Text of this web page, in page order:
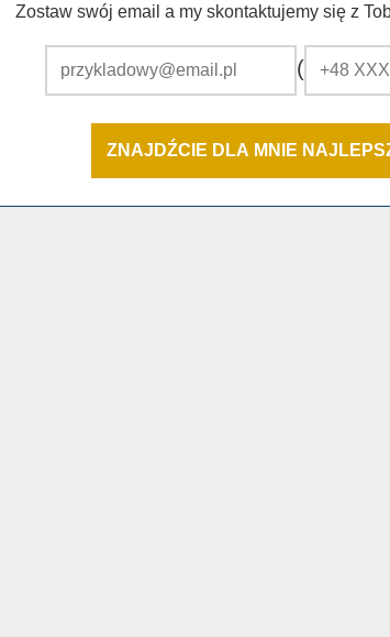
Zostaw swój email a my skontaktujemy się z
(
ZNAJDŹCIE DLA MNIE